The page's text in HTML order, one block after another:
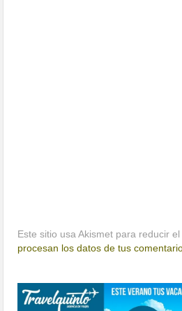
Este sitio usa Akismet para reducir
procesan los datos de tus